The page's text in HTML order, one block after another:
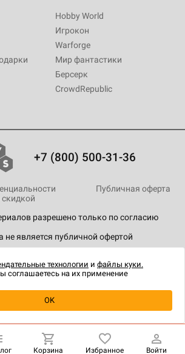
Уведомить о наличии
Hobby World
Игрокон
Warforge
Мир фантастики
Берсерк
CrowdRepublic
+7 (800) 500-31-36
разрешено только по согласию
является публичной офертой
Публичная оферта
Корзина Избранное Войти
технологии и файлы куки.
соглашаетесь на их применение
OK